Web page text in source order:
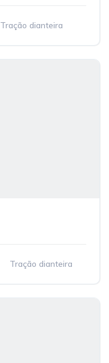
Tração dianteira
Tração dianteira